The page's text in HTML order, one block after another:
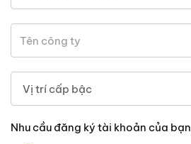
Nhu cầu đăng ký tài khoản của bạn